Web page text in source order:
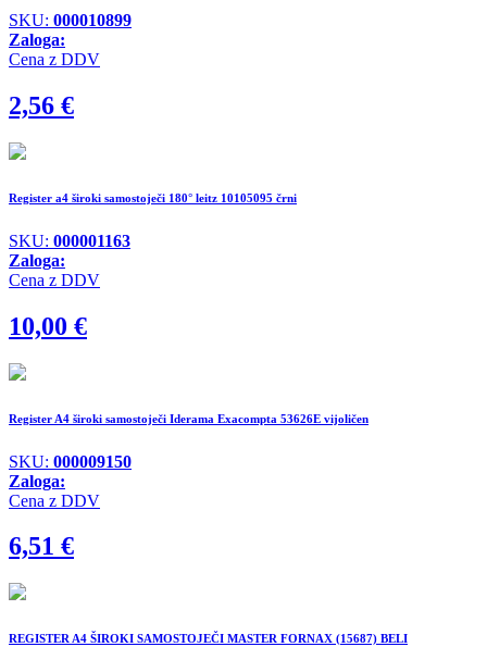
SKU: 000010899
Zaloga:
Cena z DDV
2,56 €
Register a4 široki samostoječi 180° leitz 10105095 črni
SKU: 000001163
Zaloga:
Cena z DDV
10,00 €
Register A4 široki samostoječi Iderama Exacompta 53626E vijoličen
SKU: 000009150
Zaloga:
Cena z DDV
6,51 €
REGISTER A4 ŠIROKI SAMOSTOJEČI MASTER FORNAX (15687) BELI